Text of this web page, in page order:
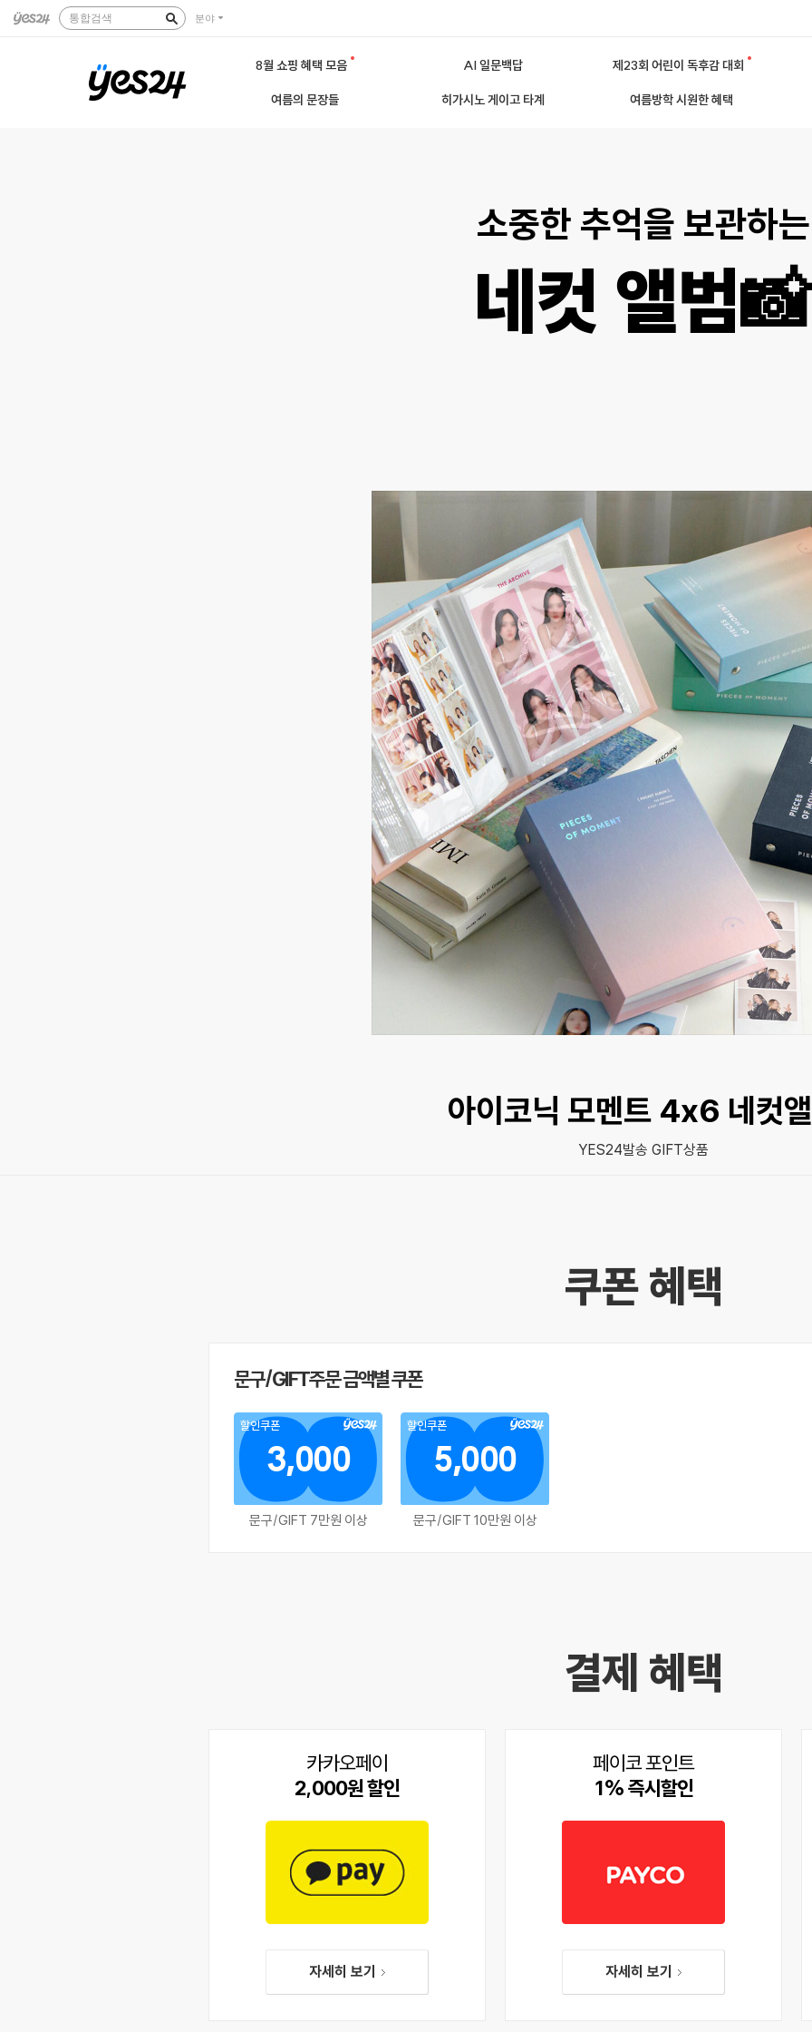
통합검색 분야
8월 쇼핑 혜택 모음 AI 일문백답 제23회 어린이 독후감 대회
여름의 문장들 히가시노 게이고 타계 여름방학 시원한 혜택
소중한 추억을 보관하는
네컷 앨범📸
아이코닉 모멘트 4x6 네컷
YES24발송 GIFT상품
쿠폰 혜택
문구/GIFT주문 금액별 쿠폰
할인쿠폰
3,000
문구/GIFT 7만원 이상
할인쿠폰
5,000
문구/GIFT 10만원 이상
결제 혜택
카카오페이
2,000원 할인
자세히 보기
페이코 포인트
1% 즉시할인
자세히 보기